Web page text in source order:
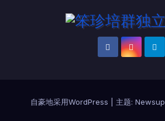
自豪地采用WordPress 主题: Newsup